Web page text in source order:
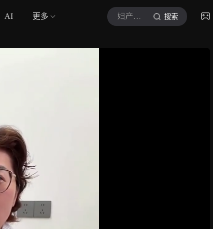
AI 更多 妇产科王俊杰医生 搜索